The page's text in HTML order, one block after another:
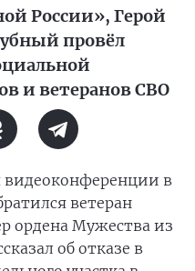
России», Герой
провёл
и ветеранов СВО
видеоконференции в
ветеран
ордена Мужества из
об отказе в